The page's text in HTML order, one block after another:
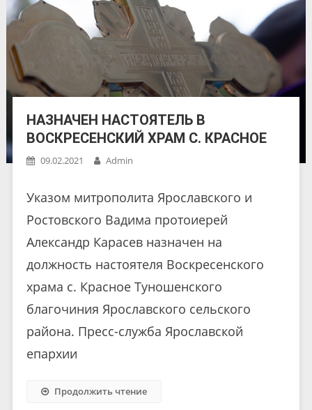
НАЗНАЧЕН НАСТОЯТЕЛЬ В
ВОСКРЕСЕНСКИЙ ХРАМ С. КРАСНОЕ
09.02.2021 Admin
Указом митрополита Ярославского и
Ростовского Вадима протоиерей
Александр Карасев назначен на
должность настоятеля Воскресенского
храма с. Красное Туношенского
благочиния Ярославского сельского
района. Пресс-служба Ярославской
епархии
Продолжить чтение